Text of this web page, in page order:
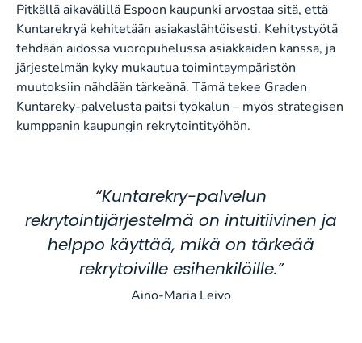
Pitkällä aikavälillä Espoon kaupunki arvostaa sitä, että
Kuntarekryä kehitetään asiakaslähtöisesti. Kehitystyötä
tehdään aidossa vuoropuhelussa asiakkaiden kanssa, ja
järjestelmän kyky mukautua toimintaympäristön
muutoksiin nähdään tärkeänä. Tämä tekee Graden
Kuntareky-palvelusta paitsi työkalun – myös strategisen
kumppanin kaupungin rekrytointityöhön.
“Kuntarekry-palvelun
rekrytointijärjestelmä on intuitiivinen ja
helppo käyttää, mikä on tärkeää
rekrytoiville esihenkilöille.”
Aino-Maria Leivo